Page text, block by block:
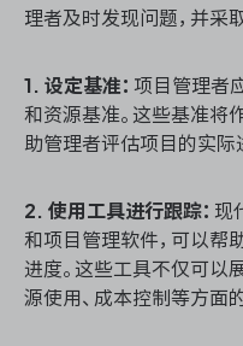
理者及时发现问题，并采
1. 设定基准： 项目管理者
和资源基准。这些基准将
助管理者评估项目的实际
2. 使用工具进行跟踪： 现
和项目管理软件，可以帮
进度。这些工具不仅可以
源使用、成本控制等方面